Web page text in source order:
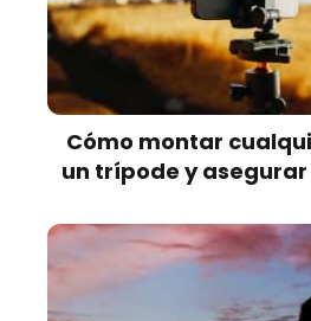
Cómo montar
un trípode y